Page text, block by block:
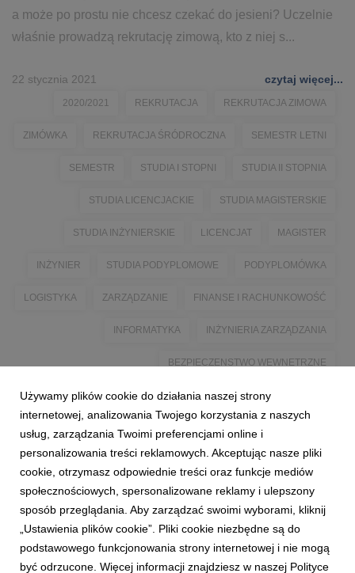
a może po prostu nie chcesz czekać do jesieni? Uczelnie
właśnie prowadzą rekrutację zimową, kto z niej s...
22 stycznia 2021 czytaj więcej...
2020/2021 REKRUTACJA REKRUTACJA ZIMOWA
ZIMÓWKA REKRUTACJA ŚRÓDROCZNA SEMESTR LETNI
SEMESTR STUDIA I STOPNI STUDIA II STOPNIA
STUDIA LICENCJACKIE STUDIA MAGISTERSKIE
STUDIA INŻYNIERSKIE LICENCJAT MAGISTER
INŻYNIER STUDIA PODYPLOMOWE PODYPLOMÓWKA
LOGISTYKA ZARZĄDZANIE FINANSE I RACHUNKOWOŚĆ
INFORMATYKA INŻYNIERIA ZARZĄDZANIA
BEZPIECZENSTWO WEWNETRZNE
BEZPIECZEŃSTWO WEWNĘTRZNE
RADOSŁAW KAMIŃSKI ORZEŁ
MARZEC MARCÓWKA
Używamy plików cookie do działania naszej strony
internetowej, analizowania Twojego korzystania z naszych
usług, zarządzania Twoimi preferencjami online i
personalizowania treści reklamowych. Akceptując nasze pliki
cookie, otrzymasz odpowiednie treści oraz funkcje mediów
społecznościowych, spersonalizowane reklamy i ulepszony
sposób przeglądania. Aby zarządzać swoimi wyborami, kliknij
„Ustawienia plików cookie”. Pliki cookie niezbędne są do
podstawowego funkcjonowania strony internetowej i nie mogą
być odrzucone. Więcej informacji znajdziesz w naszej Polityce